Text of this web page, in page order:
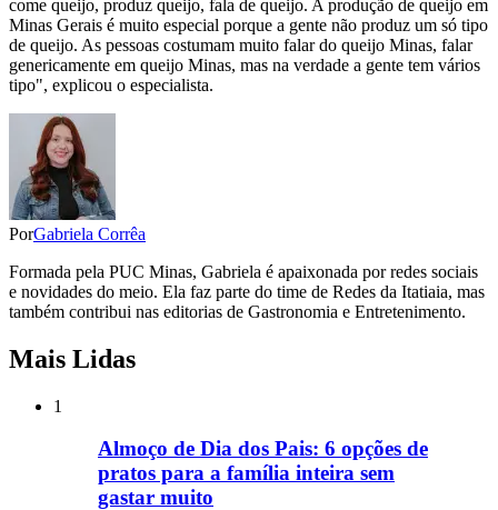
come queijo, produz queijo, fala de queijo. A produção de queijo em
Minas Gerais é muito especial porque a gente não produz um só tipo
de queijo. As pessoas costumam muito falar do queijo Minas, falar
genericamente em queijo Minas, mas na verdade a gente tem vários
tipo", explicou o especialista.
PorGabriela Corrêa
Formada pela PUC Minas, Gabriela é apaixonada por redes sociais
e novidades do meio. Ela faz parte do time de Redes da Itatiaia, mas
também contribui nas editorias de Gastronomia e Entretenimento.
Mais Lidas
1
Almoço de Dia dos Pais: 6 opções de
pratos para a família inteira sem
gastar muito